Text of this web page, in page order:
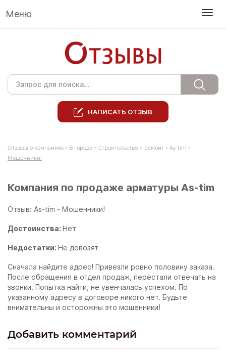
Меню
НАПИСАТЬ ОТЗЫВ
Отзывы о компаниях » В городе » Строительство и ремонт » As-tim »
Мошенники!
Компания по продаже арматуры As-tim
Отзыв: As-tim - Мошенники!
Достоинства: Нет
Недостатки: Не довозят
Сначала найдите адрес! Привезли ровно половину заказа.
После обращения в отдел продаж, перестали отвечать на
звонки. Попытка найти, не увенчалась успехом. По
указанному адресу в договоре никого нет. Будьте
внимательны и осторожны это мошенники!
Добавить комментарий